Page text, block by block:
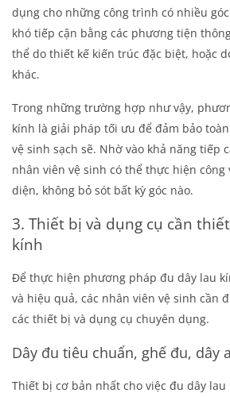
dụng cho những công trình có nhiều
khó tiếp cận bằng các phương tiện
thể do thiết kế kiến trúc đặc biệt, hoặc
khác.
Trong những trường hợp như vậy,
kính là giải pháp tối ưu để đảm bảo
vệ sinh sạch sẽ. Nhờ vào khả năng tiếp
nhân viên vệ sinh có thể thực hiện công
diện, không bỏ sót bất kỳ góc nào.
3. Thiết bị và dụng cụ cần
kính
Để thực hiện phương pháp đu dây lau
và hiệu quả, các nhân viên vệ sinh cần
các thiết bị và dụng cụ chuyên dụng.
Dây đu tiêu chuẩn, ghế đu, dây
Thiết bị cơ bản nhất cho việc đu dây